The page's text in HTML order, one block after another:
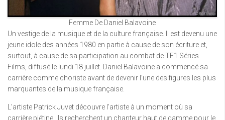
Femme De Daniel Balavoine
Un vestige de la musique et de la culture française. Il est devenu une
jeune idole des années 1980 en partie à cause de son écriture et,
surtout, à cause de sa participation au combat de TF1 Séries
Films, diffusé le lundi 18 juillet. Daniel Balavoine a commencé sa
carrière comme choriste avant de devenir l’une des figures les plus
marquantes de la musique française.
L’artiste Patrick Juvet découvre l’artiste à un moment où sa
carrière piétine. Ils recherchent un chanteur haut de gamme pour le